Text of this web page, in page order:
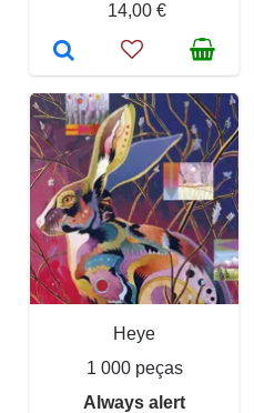
14,00 €
Heye
1 000 peças
Always alert